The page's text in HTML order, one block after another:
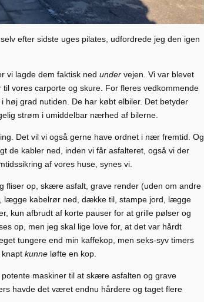
efter sidste uges pilates, udfordrede jeg den igen
vi lagde dem faktisk ned under vejen. Vi var blevet
vores carporte og skure. For fleres vedkommende
grad nutiden. De har købt elbiler. Det betyder
strøm i umiddelbar nærhed af bilerne.
Det vil vi også gerne have ordnet i nær fremtid. Og
de kabler ned, inden vi får asfalteret, også vi der
af vores huse, synes vi.
fliser op, skære asfalt, grave render (uden om andre
kabelrør ned, dække til, stampe jord, lægge
kun afbrudt af korte pauser for at grille pølser og
op, men jeg skal lige love for, at det var hårdt
tungere end min kaffekop, men seks-syv timers
kunne løfte en kop.
maskiner til at skære asfalten og grave
havde det været endnu hårdere og taget flere